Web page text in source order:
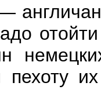
пехоту